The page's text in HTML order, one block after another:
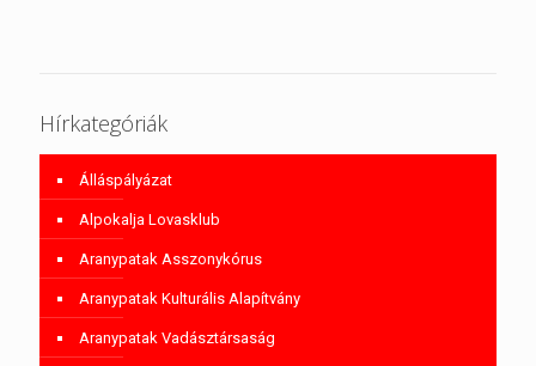
Hírkategóriák
Álláspályázat
Alpokalja Lovasklub
Aranypatak Asszonykórus
Aranypatak Kulturális Alapítvány
Aranypatak Vadásztársaság